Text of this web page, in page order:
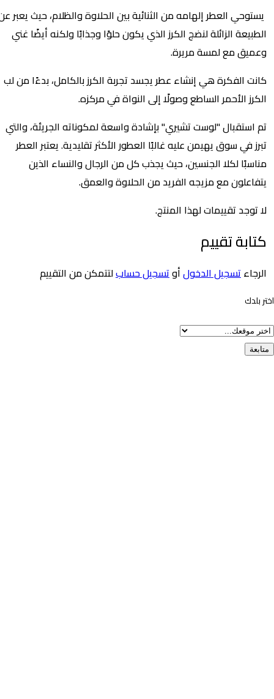
العطر إلهامه من الثنائية بين الحلاوة والظلام، حيث يعبر عن
الزائلة لنضج الكرز الذي يكون حلوًا وجذابًا ولكنه أيضًا غني
مع لمسة مريرة.
الفكرة هي إنشاء عطر يجسد تجربة الكرز بالكامل، بدءًا من لب
الأحمر الساطع وصولًا إلى النواة في مركزه.
"لوست تشيري" بإشادة واسعة لمكوناته الجريئة، والتي
في سوق يهيمن عليه غالبًا العطور الأكثر تقليدية. يعتبر العطر
لكلا الجنسين، حيث يجذب كل من الرجال والنساء الذين
مع مزيجه الفريد من الحلاوة والعمق.
تقييمات لهذا المنتج.
تقييم
تسجيل الدخولأوتسجيل حسابلتتمكن من التقييم